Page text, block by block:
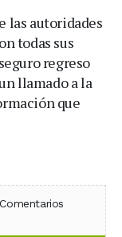
las autoridades
todas sus
regreso
llamado a la
que
en X (Twitter)
en WhatsApp
Comentarios